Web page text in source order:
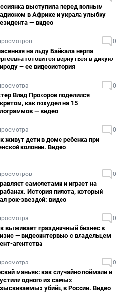
выступила перед полным
в Африке и украла улыбку
— видео
0
на льду Байкала нерпа
готовится вернуться в дикую
— ее видеоистория
0
Влад Прохоров поделился
как похудел на 15
— видео
0
живут дети в доме ребенка при
колонии. Видео
0
самолетами и играет на
История пилота, который
рок-звездой: видео
0
выживает праздничный бизнес в
— видеоинтервью с владельцем
агентства
0
маньяк: как случайно поймали и
одного из самых
убийц в России. Видео